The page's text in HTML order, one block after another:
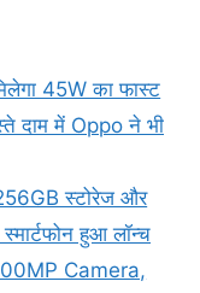
45W का फास्ट
दाम में Oppo ने भी
स्टोरेज और
हुआ लॉन्च
Camera,